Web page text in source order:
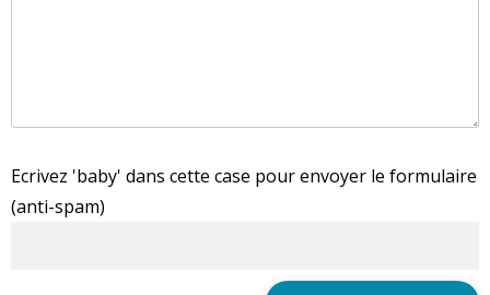
Ecrivez 'baby' dans cette case pour envoyer le formulaire
(anti-spam)